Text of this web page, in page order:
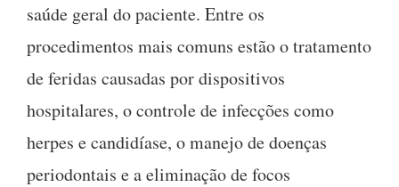
saúde geral do paciente. Entre os
procedimentos mais comuns estão o tratamento
de feridas causadas por dispositivos
hospitalares, o controle de infecções como
herpes e candidíase, o manejo de doenças
periodontais e a eliminação de focos